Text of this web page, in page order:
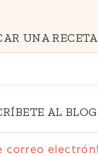
UNA RECETA
AL BLOG